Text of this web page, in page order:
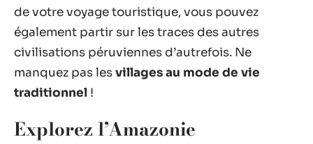
de votre voyage touristique, vous pouvez
également partir sur les traces des autres
civilisations péruviennes d’autrefois. Ne
manquez pas lesvillages au mode de vie
traditionnel !
Explorez l’Amazonie